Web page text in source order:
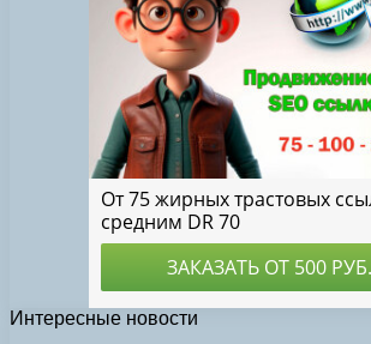
Интересные новости